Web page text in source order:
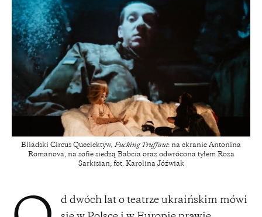
Bliadski Circus Queelektyw, Fucking Truffaut: na ekranie Antonina
Romanova, na sofie siedzą Babcia oraz odwrócona tyłem Roza
Sarkisian; fot. Karolina Jóźwiak
d dwóch lat o teatrze ukraińskim mówi